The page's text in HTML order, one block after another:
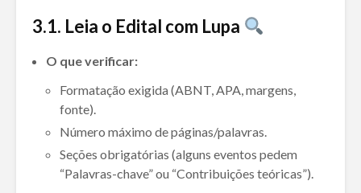
3.1. Leia o Edital com Lupa
O que verificar:
Formatação exigida (ABNT, APA, margens,
fonte).
Número máximo de páginas/palavras.
Seções obrigatórias (alguns eventos pedem
“Palavras-chave” ou “Contribuições teóricas”).